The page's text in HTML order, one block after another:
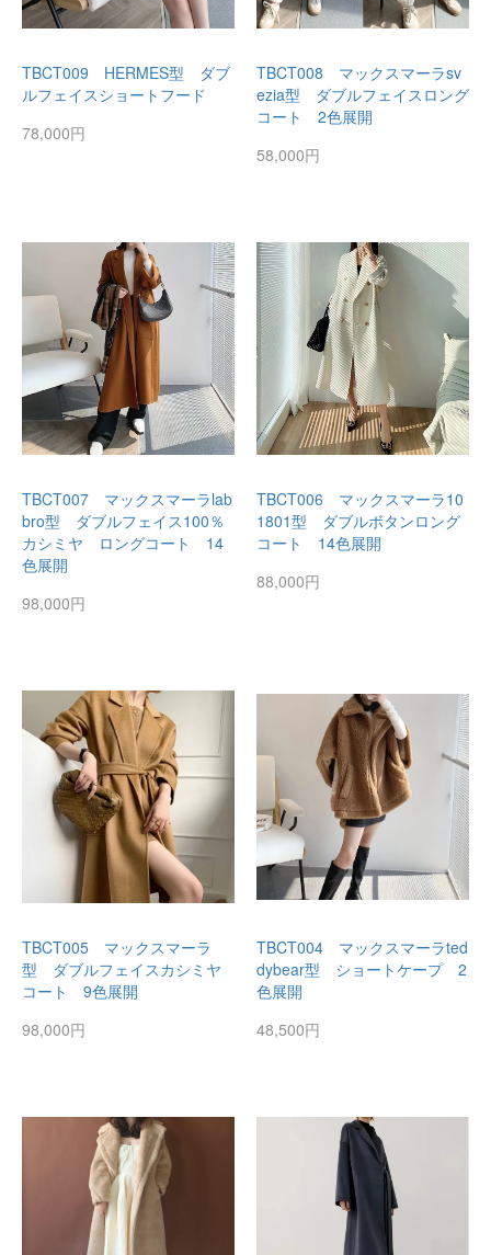
TBCT009 HERMES型 ダブ
ルフェイスショートフード
78,000円
TBCT008 マックスマーラsv
ezia型 ダブルフェイスロング
コート 2色展開
58,000円
TBCT007 マックスマーラlab
bro型 ダブルフェイス100％
カシミヤ ロングコート 14
色展開
98,000円
TBCT006 マックスマーラ10
1801型 ダブルボタンロング
コート 14色展開
88,000円
TBCT005 マックスマーラ
型 ダブルフェイスカシミヤ
コート 9色展開
98,000円
TBCT004 マックスマーラted
dybear型 ショートケープ 2
色展開
48,500円